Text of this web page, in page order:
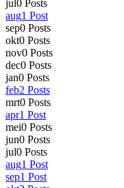
jul0 Posts
aug1 Post
sep0 Posts
okt0 Posts
nov0 Posts
dec0 Posts
jan0 Posts
feb2 Posts
mrt0 Posts
apr1 Post
mei0 Posts
jun0 Posts
jul0 Posts
aug1 Post
sep1 Post